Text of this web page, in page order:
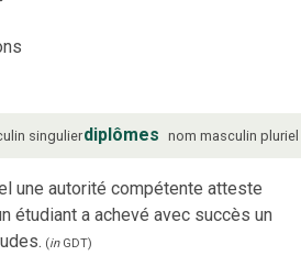
singulierdiplômes nom masculin pluriel
une autorité compétente atteste
étudiant a achevé avec succès un
(inGDT)